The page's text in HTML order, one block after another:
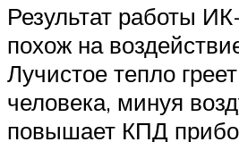
Результат работы
похож на
Лучистое тепло
человека, минуя
повышает КПД